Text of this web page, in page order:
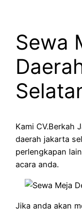
Sewa
Kami CV.Berkah
daerah jakarta
perlengkapan
acara anda.
Jika anda akan